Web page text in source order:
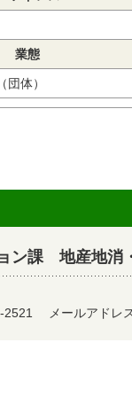
業態
団体）
課 地産地消
2521 メールアドレ